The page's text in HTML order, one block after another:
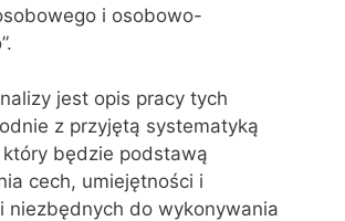
i osobowo-
jest opis pracy tych
z przyjętą systematyką
który będzie podstawą
cech, umiejętności i
niezbędnych do wykonywania